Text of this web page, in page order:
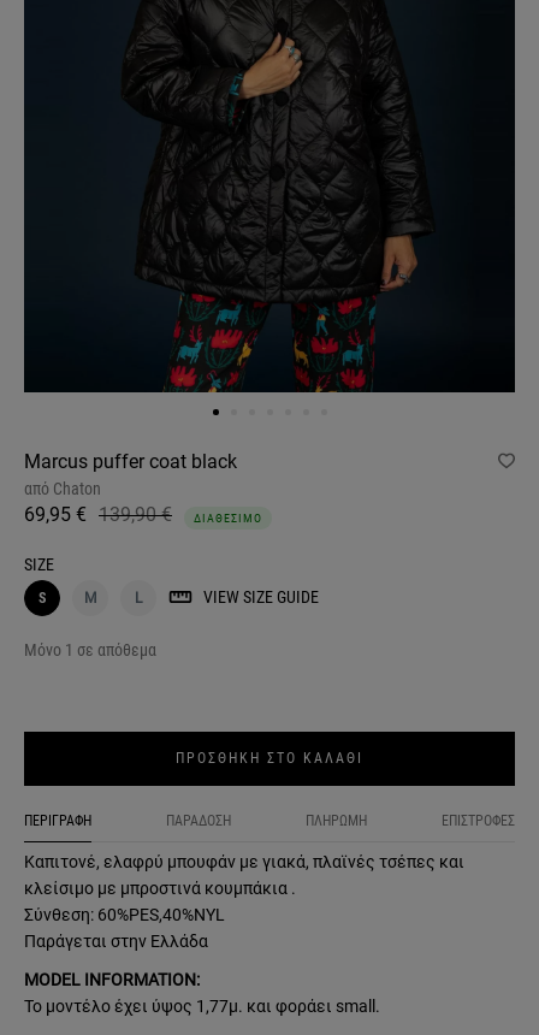
Marcus puffer coat black
από Chaton
69,95 € 139,90 € ΔΙΑΘΕΣΙΜΟ
SIZE
S M L VIEW SIZE GUIDE
Μόνο 1 σε απόθεμα
ΠΡΟΣΘΗΚΗ ΣΤΟ ΚΑΛΑΘΙ
ΠΕΡΙΓΡΑΦΗ ΠΑΡΑΔΟΣΗ ΠΛΗΡΩΜΗ ΕΠΙΣΤΡΟΦΕΣ
Καπιτονέ, ελαφρύ μπουφάν με γιακά, πλαϊνές τσέπες και
κλείσιμο με μπροστινά κουμπάκια .
Σύνθεση: 60%PES,40%NYL
Παράγεται στην Ελλάδα
MODEL INFORMATION:
Το μοντέλο έχει ύψος 1,77μ. και φοράει small.